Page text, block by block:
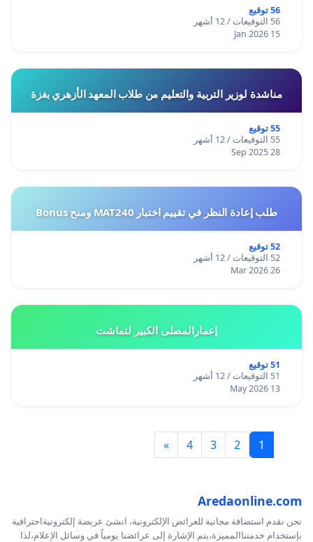
56 توقيع
56 التوقيعات / 12 أشهر
15 Jan 2026
مناشدة لوزير التربية والتعليم من طلاب المعهد الأزهري بغزة
55 توقيع
55 التوقيعات / 12 أشهر
28 Sep 2025
طلب إعادة النظر في تقييم اختبار MAT240 ومنح Bonus
52 توقيع
52 التوقيعات / 12 أشهر
26 Mar 2026
إعمارالمصلى الكبير لتماشت
51 توقيع
51 التوقيعات / 12 أشهر
13 May 2026
1
2
3
4
»
Aredaonline.com
نحن نقدم استضافة مجانية للعرائض الإلكترونية، انشئ عريضة إلكترونيةاحترافية
بإستخدام خدمتناالمميزة،يتم الإشارة إلى عرائضنا يومياً في وسائل الإعلام،لذا